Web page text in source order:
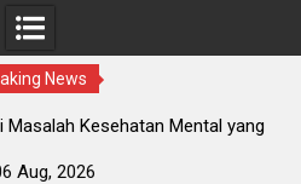
News
Kesehatan Mental yang
Aug, 2026